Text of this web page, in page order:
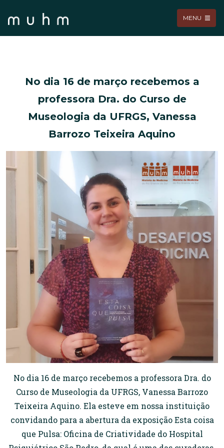
MENU
No dia 16 de março recebemos a
professora Dra. do Curso de
Museologia da UFRGS, Vanessa
Barrozo Teixeira Aquino
No dia 16 de março recebemos a professora Dra. do
Curso de Museologia da UFRGS, Vanessa Barrozo
Teixeira Aquino. Ela esteve em nossa instituição
convidando para a abertura da exposição Esta coisa
que Pulsa: Oficina de Criatividade do Hospital